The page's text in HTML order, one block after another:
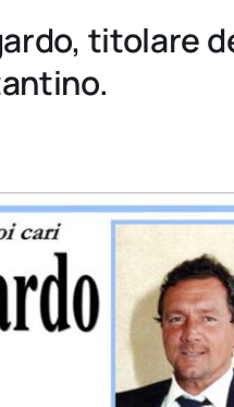
titolare